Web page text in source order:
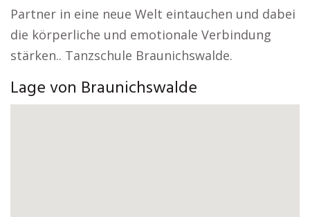
Partner in eine neue Welt eintauchen und dabei
die körperliche und emotionale Verbindung
stärken.. Tanzschule Braunichswalde.
Lage von Braunichswalde